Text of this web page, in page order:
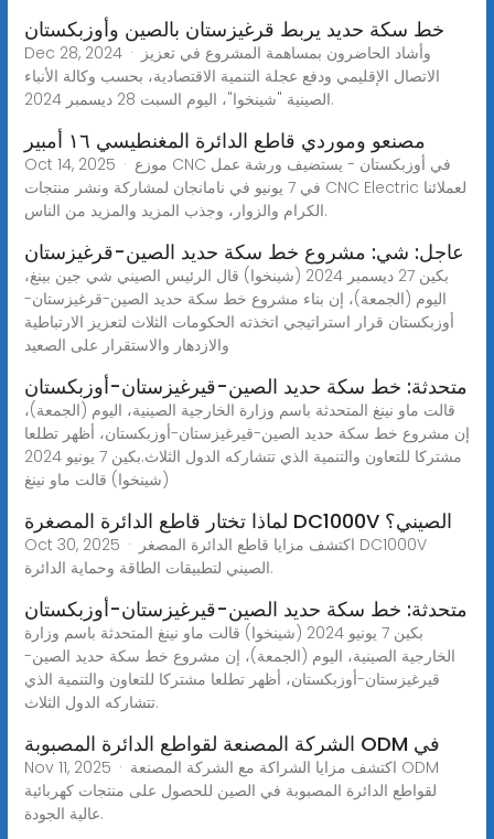
خط سكة حديد يربط قرغيزستان بالصين وأوزبكستان
Dec 28, 2024 · وأشاد الحاضرون بمساهمة المشروع في تعزيز
الاتصال الإقليمي ودفع عجلة التنمية الاقتصادية، بحسب وكالة الأنباء
الصينية "شينخوا"، اليوم السبت 28 ديسمبر 2024.
مصنعو وموردي قاطع الدائرة المغنطيسي ١٦ أمبير
Oct 14, 2025 · موزع CNC في أوزبكستان - يستضيف ورشة عمل
في 7 يونيو في نامانجان لمشاركة ونشر منتجات CNC Electric لعملائنا
الكرام والزوار، وجذب المزيد والمزيد من الناس.
عاجل: شي: مشروع خط سكة حديد الصين-قرغيزستان
بكين 27 ديسمبر 2024 (شينخوا) قال الرئيس الصيني شي جين بينغ،
اليوم (الجمعة)، إن بناء مشروع خط سكة حديد الصين-قرغيزستان-
أوزبكستان قرار استراتيجي اتخذته الحكومات الثلاث لتعزيز الارتباطية
والازدهار والاستقرار على الصعيد
متحدثة: خط سكة حديد الصين-قيرغيزستان-أوزبكستان
قالت ماو نينغ المتحدثة باسم وزارة الخارجية الصينية، اليوم (الجمعة)،
إن مشروع خط سكة حديد الصين-قيرغيزستان-أوزبكستان، أظهر تطلعا
مشتركا للتعاون والتنمية الذي تتشاركه الدول الثلاث.بكين 7 يونيو 2024
(شينخوا) قالت ماو نينغ
لماذا تختار قاطع الدائرة المصغرة DC1000V الصيني؟
Oct 30, 2025 · اكتشف مزايا قاطع الدائرة المصغر DC1000V
الصيني لتطبيقات الطاقة وحماية الدائرة.
متحدثة: خط سكة حديد الصين-قيرغيزستان-أوزبكستان
بكين 7 يونيو 2024 (شينخوا) قالت ماو نينغ المتحدثة باسم وزارة
الخارجية الصينية، اليوم (الجمعة)، إن مشروع خط سكة حديد الصين-
قيرغيزستان-أوزبكستان، أظهر تطلعا مشتركا للتعاون والتنمية الذي
تتشاركه الدول الثلاث.
الشركة المصنعة لقواطع الدائرة المصبوبة ODM في
Nov 11, 2025 · اكتشف مزايا الشراكة مع الشركة المصنعة ODM
لقواطع الدائرة المصبوبة في الصين للحصول على منتجات كهربائية
عالية الجودة.